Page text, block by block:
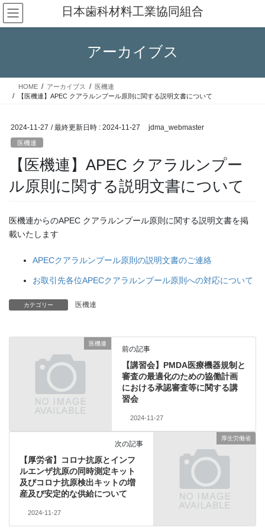
コ
ン
テ
ス
ナ
ビ
ゲ
ン
日本歯科材料工業協同組合
アーカイブス
HOME アーカイブス
医機連
【医機連】APEC クアラルンプール原則に関する説明文書について
2024-11-27 / 最終更新日時 : 2024-11-27 jdma_webmaster
医機連
【医機連】APEC クアラルンプー
ル原則に関する説明文書について
医機連からのAPEC クアラルンプール原則に関する説明文書を掲
載いたします
APECクアラルンプール原則の説明文書のご連絡
お取引先各位APECクアラルンプール原則への対応について
カテゴリー 医機連
医機連
前の記事
【講習会】PMDA医療機器規制と
審査の最適化のための協働計画
における承認審査等に関する講
習会
2024-11-27
厚生労働省
次の記事
【厚労省】コロナ抗原とインフ
ルエンザ抗原の同時測定キット
及びコロナ抗原検出キットの増
産及び安定的な供給について
2024-11-27